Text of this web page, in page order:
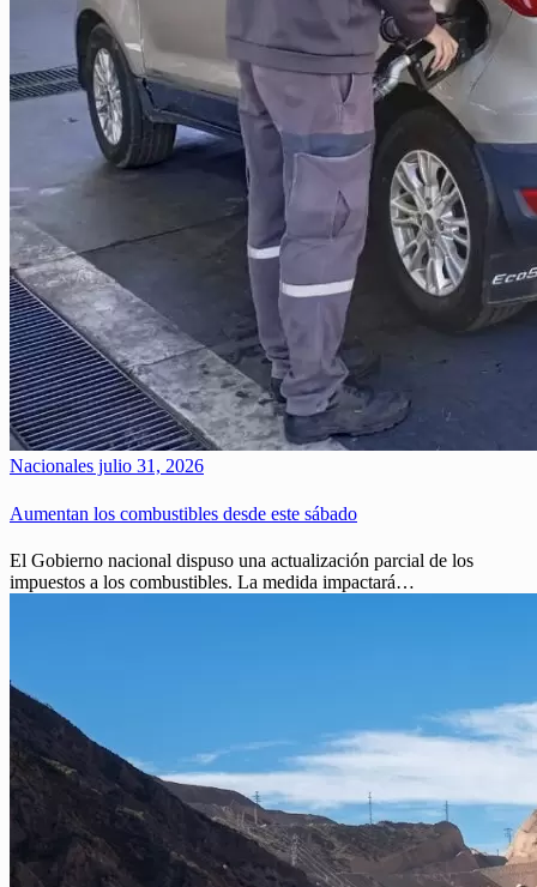
Nacionales julio 31, 2026
Aumentan los combustibles desde este sábado
El Gobierno nacional dispuso una actualización parcial de los
impuestos a los combustibles. La medida impactará…